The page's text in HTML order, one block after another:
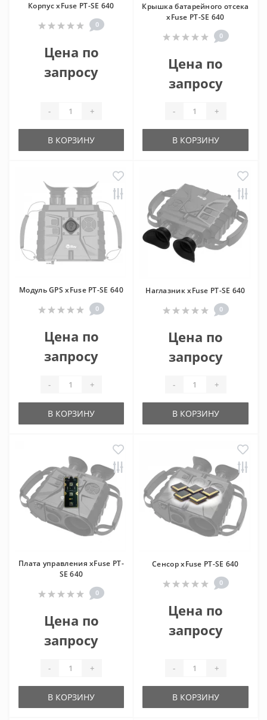
Корпус xFuse PT-SE 640
0
Цена по
запросу
- +
В КОРЗИНУ
Крышка батарейного отсека
xFuse PT-SE 640
0
Цена по
запросу
- +
В КОРЗИНУ
Модуль GPS xFuse PT-SE 640
0
Цена по
запросу
- +
В КОРЗИНУ
Наглазник xFuse PT-SE 640
0
Цена по
запросу
- +
В КОРЗИНУ
Плата управления xFuse PT-
SE 640
0
Цена по
запросу
- +
В КОРЗИНУ
Сенсор xFuse PT-SE 640
0
Цена по
запросу
- +
В КОРЗИНУ